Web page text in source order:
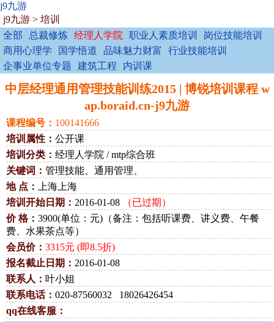
j9九游
j9九游 > 培训
全部
总裁修炼 经理人学院 职业人素质培训
岗位技能培训
商用心理学
国学悟道 品味魅力财富
行业技能培训
企事业单位专题
建筑工程 内训课
中层经理通用管理技能训练2015 | 博锐培训课程 w
ap.boraid.cn-j9九游
课程编号： 100141666
培训属性： 公开课
培训分类： 经理人学院 / mtp综合班
关键词： 管理技能、通用管理、
地 点：
上海上海
培训开始日期： 2016-01-08
（已过期）
价 格： 3900(单位：元)（备注：包括听课费、讲义费、午餐
费、水果茶点等）
会员价： 3315元 (即8.5折)
报名截止日期： 2016-01-08
联系人： 叶小姐
联系电话： 020-87560032 18026426454
qq在线客服：